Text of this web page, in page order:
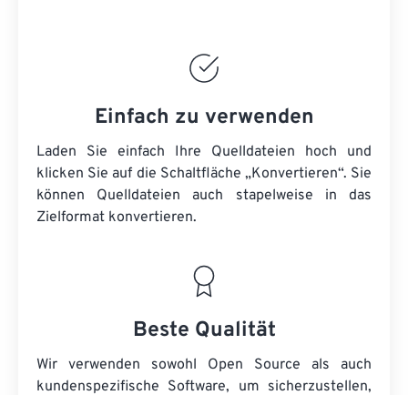
Einfach zu verwenden
Laden Sie einfach Ihre Quelldateien hoch und
klicken Sie auf die Schaltfläche „Konvertieren“. Sie
können Quelldateien auch stapelweise in das
Zielformat konvertieren.
Beste Qualität
Wir verwenden sowohl Open Source als auch
kundenspezifische Software, um sicherzustellen,